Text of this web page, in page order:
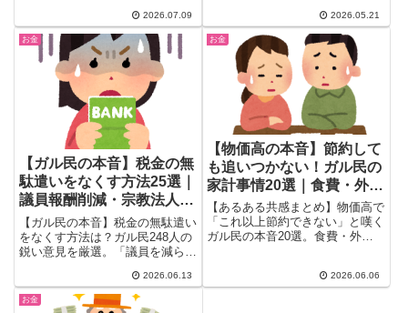
えまで、年代別の実態や「へそく
りの定義」論争、財産分与の境界
線まで、検索しても出てこない赤
裸々な本音を一気にチェック。
2026.07.09
かの判断基準、フラット35が今
更神扱いされた理由まで。30〜
50代住宅ローン世代の体験談と
対策をまとめています。
2026.05.21
お金
【ガル民の本音】税金の無
駄遣いをなくす方法25選｜
議員報酬削減・宗教法人課
税・こども家庭庁・DX化
【ガル民の本音】税金の無駄遣い
をなくす方法は？ガル民248人の
鋭い意見を厳選。「議員を減ら
人課税・こども家庭庁解体・刑務
所コスト・行政DX化まで、日本
の税金問題をガル民が斬る。
2026.06.13
お金
【物価高の本音】節約して
も追いつかない！ガル民の
家計事情20選｜食費・外
食・娯楽を削った先に…
【あるある共感まとめ】物価高で
「これ以上節約できない」と嘆く
ガル民の本音20選。食費・外
「最大の節約はもう寝ること」と
2026.06.06
お金